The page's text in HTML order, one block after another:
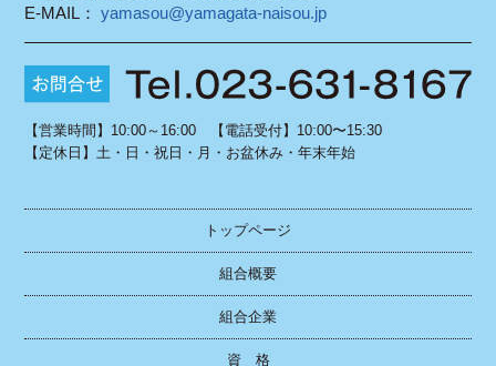
E-MAIL：yamasou@yamagata-naisou.jp
【営業時間】10:00～16:00 【電話受付】10:00〜15:30
【定休日】土・日・祝日・月・お盆休み・年末年始
トップページ
組合概要
組合企業
資 格